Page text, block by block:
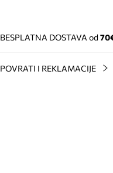
BESPLATNA DOSTAVA od
POVRATI I REKLAMACIJE